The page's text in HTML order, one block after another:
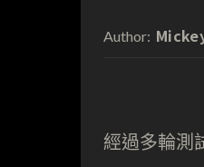
Author:
經過多輪測